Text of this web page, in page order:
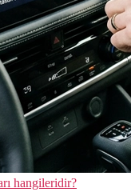
hangileridir?